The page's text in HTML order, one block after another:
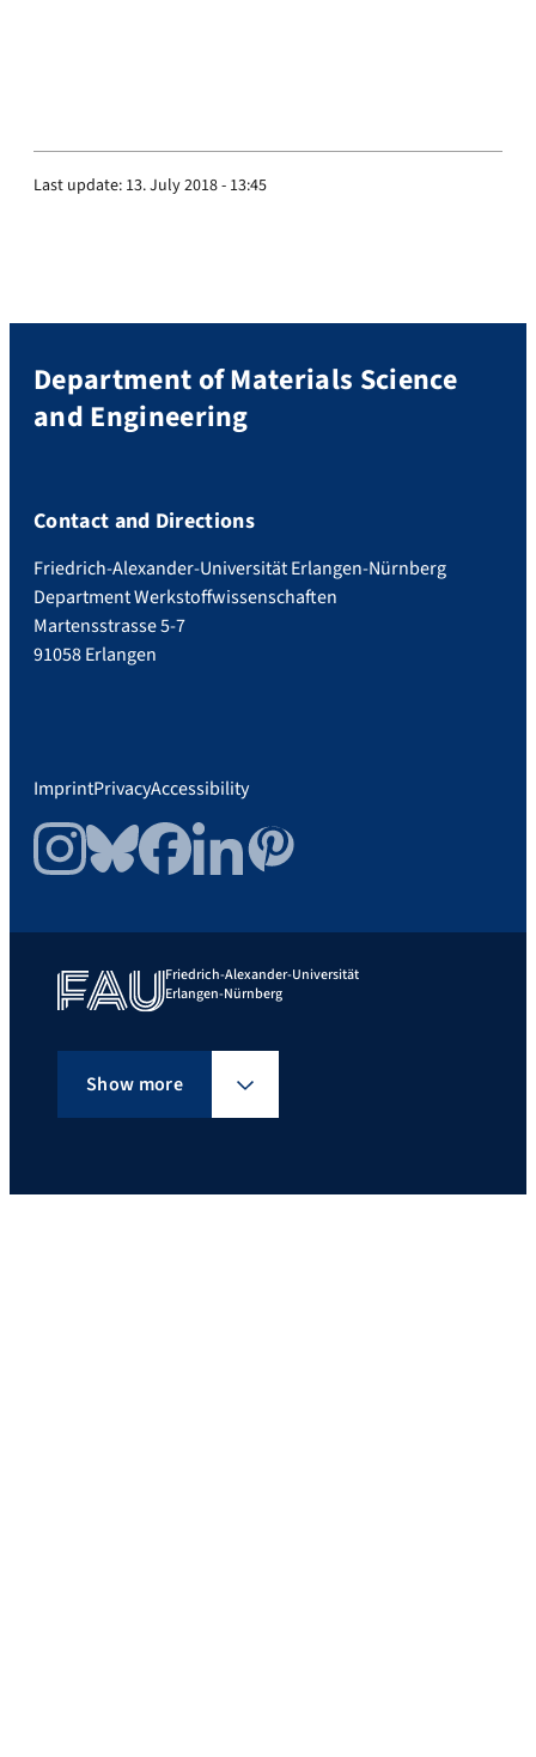
Last update: 13. July 2018 - 13:45
Department of Materials Science
and Engineering
Contact and Directions
Friedrich-Alexander-Universität Erlangen-Nürnberg
Department Werkstoffwissenschaften
Martensstrasse 5-7
91058 Erlangen
ImprintPrivacyAccessibility
InstagramBlueskyFacebookLinkedInPinterest
Friedrich-Alexander-Universität
Erlangen-Nürnberg
Show more